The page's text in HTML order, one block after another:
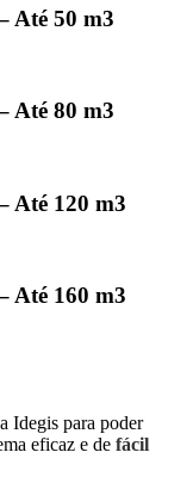
Até 50 m3
Até 80 m3
Até 120 m3
Até 160 m3
Idegis para poder
eficaz e de fácil